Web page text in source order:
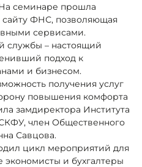
семинаре прошла
сайту ФНС, позволяющая
сервисами.
службы – настоящий
подход к
и бизнесом.
получения услуг
повышения комфорта
замдиректора Института
член Общественного
Савцова.
цикл мероприятий для
экономисты и бухгалтеры